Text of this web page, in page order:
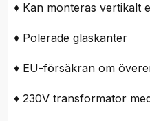
♦ Kan monteras vertikalt
♦ Polerade glaskanter
♦ EU-försäkran om
♦ 230V transformator